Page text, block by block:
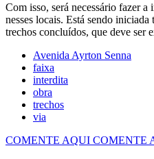
Com isso, será necessário fazer
nesses locais. Está sendo
trechos concluídos, que deve ser
Avenida Ayrton Senna
faixa
interdita
obra
trechos
via
COMENTE AQUI COMENTE